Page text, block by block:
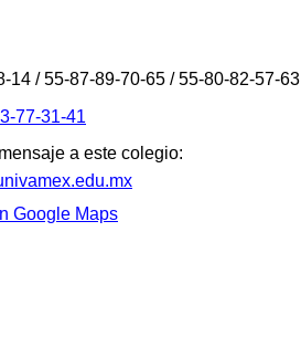
14 / 55-87-89-70-65 / 55-80-82-57-63
77-31-41
a este colegio:
Google Maps